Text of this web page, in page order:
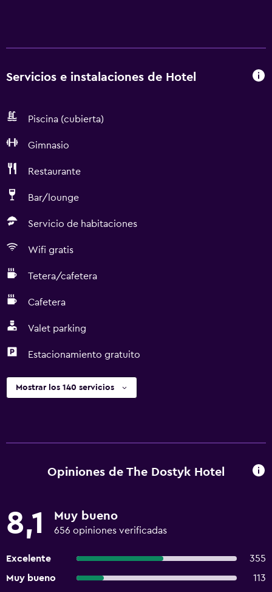
Servicios e instalaciones de Hotel
Piscina (cubierta)
Gimnasio
Restaurante
Bar/lounge
Servicio de habitaciones
Wifi gratis
Tetera/cafetera
Cafetera
Valet parking
Estacionamiento gratuito
Mostrar los 140 servicios
Opiniones de The Dostyk Hotel
8,1 Muy bueno
656 opiniones verificadas
Excelente
355
Muy bueno
113